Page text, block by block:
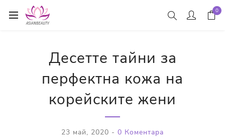
0
Десетте тайни за
перфектна кожа на
корейските жени
23 май, 2020 - 0 Коментара